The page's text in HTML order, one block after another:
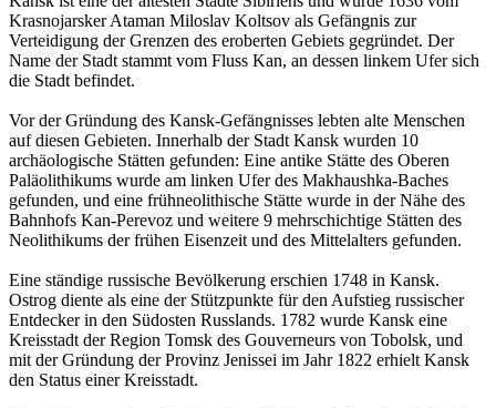
Krasnojarsker Ataman Miloslav Koltsov als Gefängnis zur
Verteidigung der Grenzen des eroberten Gebiets gegründet. Der
Name der Stadt stammt vom Fluss Kan, an dessen linkem Ufer sich
die Stadt befindet.
Vor der Gründung des Kansk-Gefängnisses lebten alte Menschen
auf diesen Gebieten. Innerhalb der Stadt Kansk wurden 10
archäologische Stätten gefunden: Eine antike Stätte des Oberen
Paläolithikums wurde am linken Ufer des Makhaushka-Baches
gefunden, und eine frühneolithische Stätte wurde in der Nähe des
Bahnhofs Kan-Perevoz und weitere 9 mehrschichtige Stätten des
Neolithikums der frühen Eisenzeit und des Mittelalters gefunden.
Eine ständige russische Bevölkerung erschien 1748 in Kansk.
Ostrog diente als eine der Stützpunkte für den Aufstieg russischer
Entdecker in den Südosten Russlands. 1782 wurde Kansk eine
Kreisstadt der Region Tomsk des Gouverneurs von Tobolsk, und
mit der Gründung der Provinz Jenissei im Jahr 1822 erhielt Kansk
den Status einer Kreisstadt.